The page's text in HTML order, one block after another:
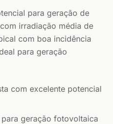
para geração de
irradiação média de
com boa incidência
para geração
com excelente potencial
geração fotovoltaica